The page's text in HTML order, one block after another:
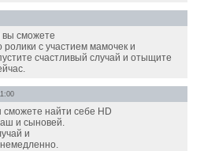
вы сможете
с участием мамочек и
счастливый случай и отыщите
сможете найти себе HD
и сыновей.
и